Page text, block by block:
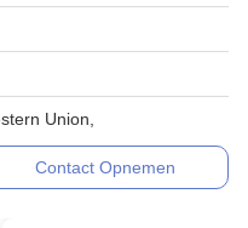
Union,
Contact Opnemen